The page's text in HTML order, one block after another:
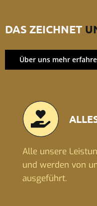
DAS ZEICHNET
Über uns mehr
Alle unsere
und werden von
ausgeführt.